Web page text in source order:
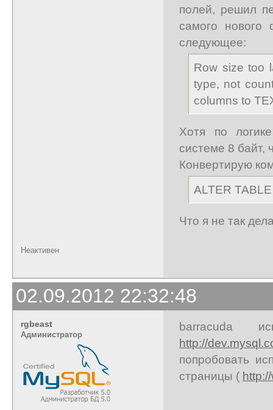
полей, решил
самого нового
следующее:
Row size too
type, not
columns to
Хотя по
системе 8 байт,
Конвертирую
ALTER
Что я не так
Неактивен
02.09.2012 22:32:48
rgbeast
Администратор
barracuda
http://
попробовать
страницы (